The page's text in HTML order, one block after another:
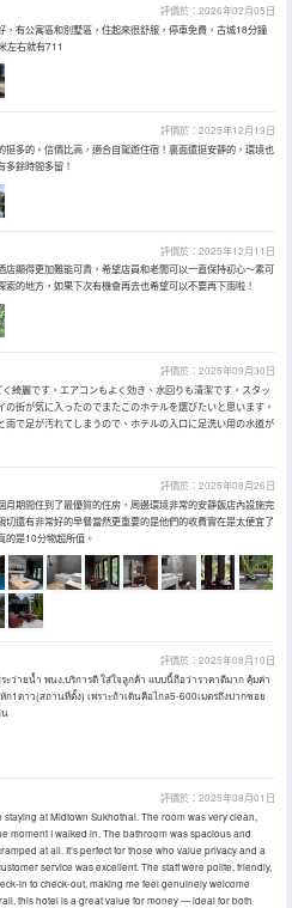
評價於：2026年02月05日
，有公寓區和別墅區，住起來很舒服，停車免費，古城18分鐘
左右就有711
評價於：2025年12月19日
挺多的。信價比高，適合自駕遊住宿！裏面還挺安靜的，環境也
多餘時間多留！
評價於：2025年12月11日
店顯得更加難能可貴，希望店員和老闆可以一直保持初心～素可
索的地方，如果下次有機會再去也希望可以不要再下雨啦！
評價於：2025年09月30日
綺麗です。エアコンもよく効き、水回りも清潔です。スタッ
の街が気に入ったのでまたこのホテルを選びたいと思います。
雨で足が汚れてしまうので、ホテルの入口に足洗い用の水道が
評價於：2025年08月26日
月期間住到了最優質的住房，周邊環境非常的安靜飯店內設施完
切還有非常好的早餐當然更重要的是他們的收費實在是太便宜了
的是10分物超所值。
評價於：2025年08月10日
ะว่ายน้ำ พนง.บริการดี ใส่ใจลูกค้า แบบนี้ถือว่าราคาดีมาก คุ้มค่า
ก1ดาว(สถานที่ตั้ง) เพราะถ้าเดินคือไกล5-600เมตรถึงปากซอย
น
評價於：2025年08月01日
at Midtown Sukhothai. The room was very clean,
moment I walked in. The bathroom was spacious and
at all. It’s perfect for those who value privacy and a
service was excellent. The staff were polite, friendly,
in to check-out, making me feel genuinely welcome
this hotel is a great value for money — ideal for both